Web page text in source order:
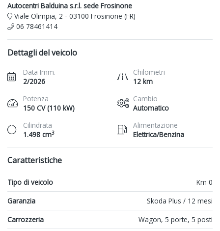
Autocentri Balduina s.r.l. sede Frosinone
Viale Olimpia, 2 - 03100 Frosinone (FR)
06 78461414
Dettagli del veicolo
Data Imm.
2/2026
Chilometri
12 km
Potenza
150 CV (110 kW)
Cambio
Automatico
Cilindrata
1.498 cm3
Alimentazione
Elettrica/Benzina
Caratteristiche
Tipo di veicolo
Km 0
Garanzia
Skoda Plus / 12 mesi
Carrozzeria
Wagon, 5 porte, 5 posti